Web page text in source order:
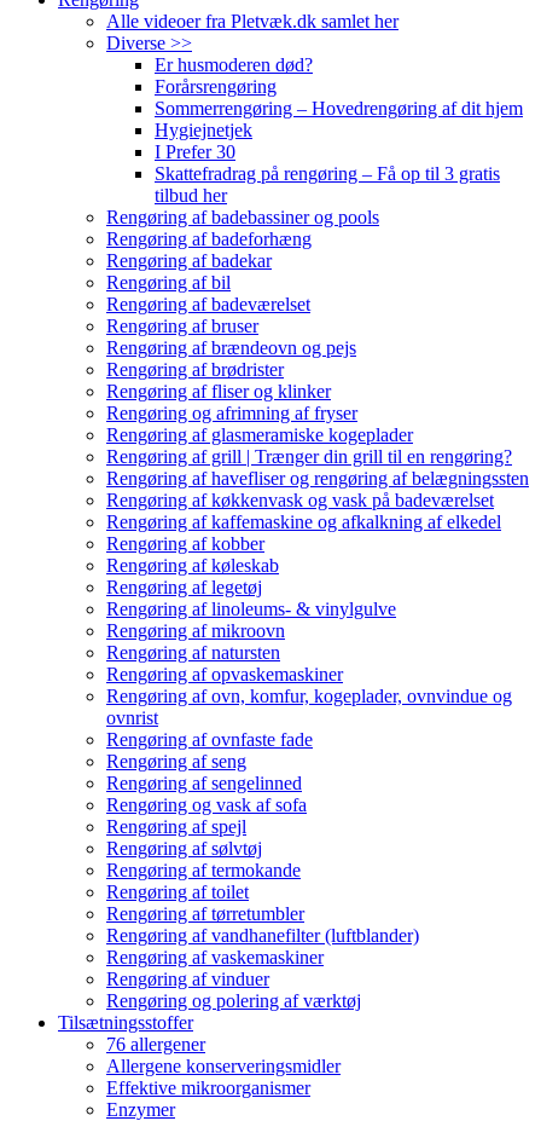
Alle videoer fra Pletvæk.dk samlet her
Diverse >>
Er husmoderen død?
Forårsrengøring
Sommerrengøring – Hovedrengøring af dit hjem
Hygiejnetjek
I Prefer 30
Skattefradrag på rengøring – Få op til 3 gratis
tilbud her
Rengøring af badebassiner og pools
Rengøring af badeforhæng
Rengøring af badekar
Rengøring af bil
Rengøring af badeværelset
Rengøring af bruser
Rengøring af brændeovn og pejs
Rengøring af brødrister
Rengøring af fliser og klinker
Rengøring og afrimning af fryser
Rengøring af glasmeramiske kogeplader
Rengøring af grill | Trænger din grill til en rengøring?
Rengøring af havefliser og rengøring af belægningssten
Rengøring af køkkenvask og vask på badeværelset
Rengøring af kaffemaskine og afkalkning af elkedel
Rengøring af kobber
Rengøring af køleskab
Rengøring af legetøj
Rengøring af linoleums- & vinylgulve
Rengøring af mikroovn
Rengøring af natursten
Rengøring af opvaskemaskiner
Rengøring af ovn, komfur, kogeplader, ovnvindue og
ovnrist
Rengøring af ovnfaste fade
Rengøring af seng
Rengøring af sengelinned
Rengøring og vask af sofa
Rengøring af spejl
Rengøring af sølvtøj
Rengøring af termokande
Rengøring af toilet
Rengøring af tørretumbler
Rengøring af vandhanefilter (luftblander)
Rengøring af vaskemaskiner
Rengøring af vinduer
Rengøring og polering af værktøj
Tilsætningsstoffer
76 allergener
Allergene konserveringsmidler
Effektive mikroorganismer
Enzymer